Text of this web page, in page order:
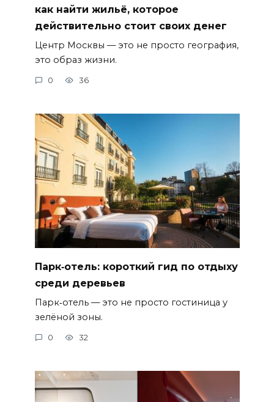
как найти жильё, которое
действительно стоит своих денег
Центр Москвы — это не просто география,
это образ жизни.
0 36
Парк‑отель: короткий гид по отдыху
среди деревьев
Парк‑отель — это не просто гостиница у
зелёной зоны.
0 32